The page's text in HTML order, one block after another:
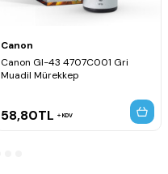
Canon
Canon GI-43 4707C001 Gri
Muadil Mürekkep
58,80TL KDV